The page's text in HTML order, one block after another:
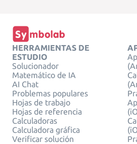
HERRAMIENTAS DE
ESTUDIO
Solucionador
Matemático de IA
AI Chat
Problemas populares
Hojas de trabajo
Hojas de referencia
Calculadoras
Calculadora gráfica
Verificar solución